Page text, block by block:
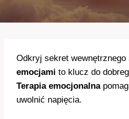
Odkryj sekret wewnętrznego
emocjami to klucz do
Terapia emocjonalna
uwolnić napięcia.